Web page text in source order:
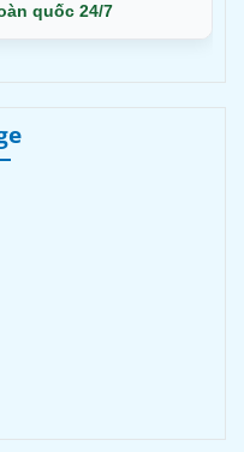
quốc 24/7